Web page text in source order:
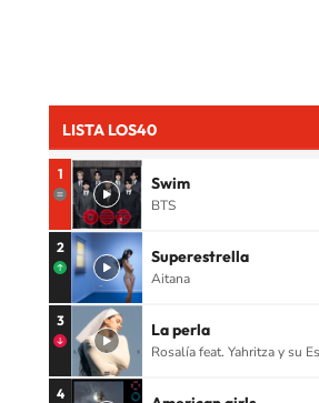
LISTA LOS40
1 Swim
BTS
2 Superestrella
Aitana
3 La perla
Rosalía feat. Yahritza y su
4